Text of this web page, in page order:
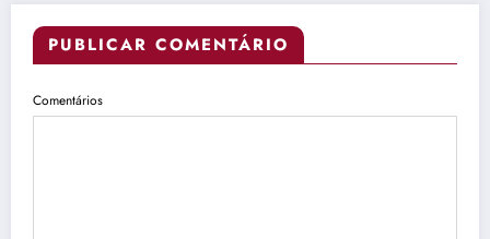
PUBLICAR COMENTÁRIO
Comentários